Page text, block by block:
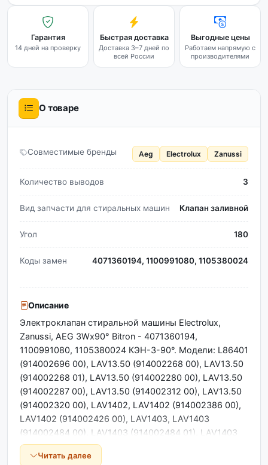
Гарантия
14 дней на проверку
Быстрая доставка
Доставка 3–7 дней по
всей России
Выгодные цены
Работаем напрямую с
производителями
О товаре
Совместимые бренды Aeg Electrolux Zanussi
Количество выводов 3
Вид запчасти для стиральных машин Клапан заливной
Угол 180
Коды замен 4071360194, 1100991080, 1105380024
Описание
Электроклапан стиральной машины Electrolux,
Zanussi, AEG 3Wx90° Bitron - 4071360194,
1100991080, 1105380024 КЭН-3-90°. Модели: L86401
(914002696 00), LAV13.50 (914002268 00), LAV13.50
(914002268 01), LAV13.50 (914002280 00), LAV13.50
(914002287 00), LAV13.50 (914002312 00), LAV13.50
(914002320 00), LAV1402, LAV1402 (914002386 00),
LAV1402 (914002426 00), LAV1403, LAV1403
(914002484 00), LAV1403 (914002484 01), LAV1403
(914002484 03), LAV1403 (914002484 04), LAV15.50,
LAV15.50 (914002267 00), LAV15.50 (914002281 00),
Читать далее